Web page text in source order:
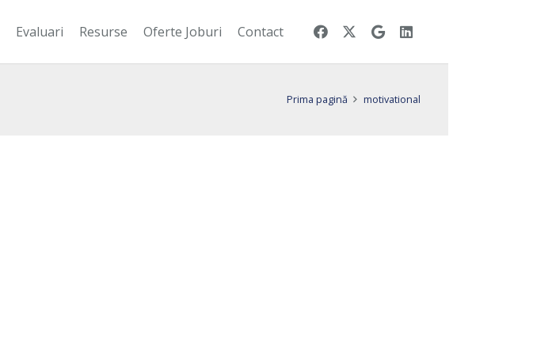
Evaluari Resurse Oferte Joburi Contact
Prima pagină motivational